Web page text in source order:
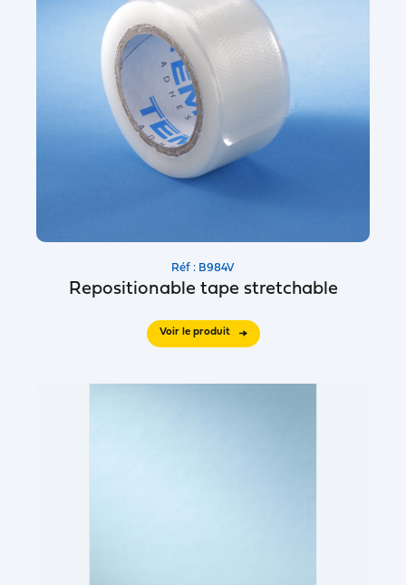
Réf : B984V
Repositionable tape stretchable
Voir le produit